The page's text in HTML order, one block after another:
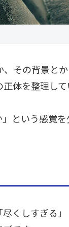
その背景と
体を整理して
という感覚
くしすぎる